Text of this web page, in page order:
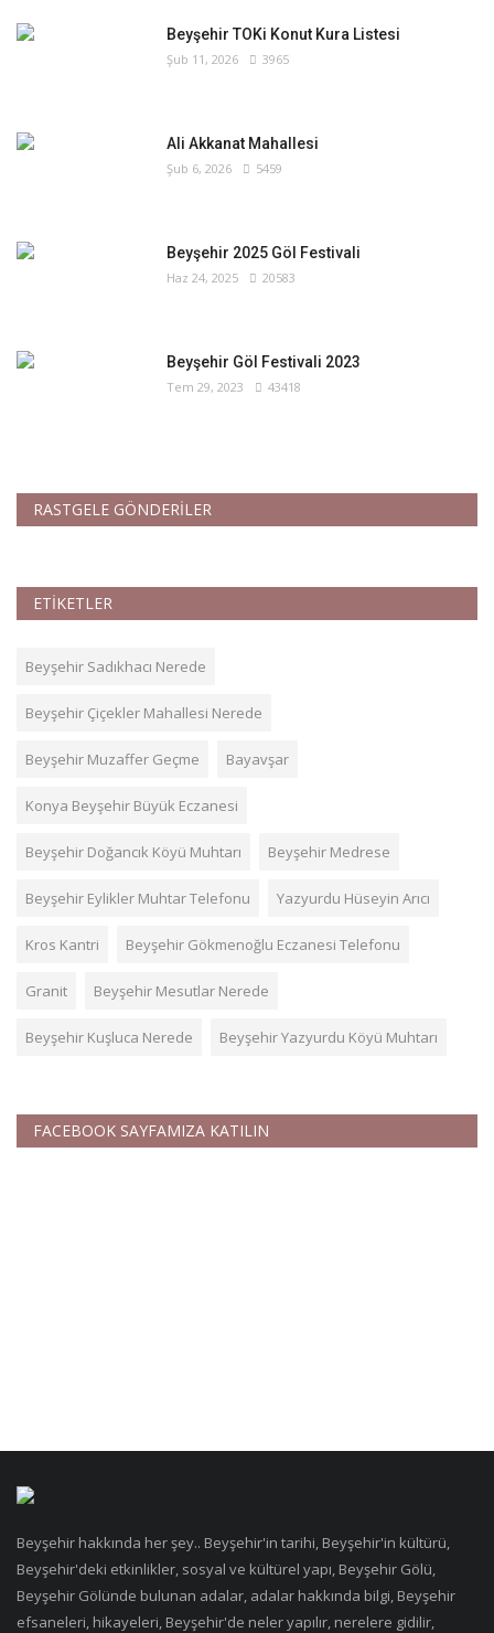
Beyşehir TOKi Konut Kura Listesi
Şub 11, 2026 3965
Ali Akkanat Mahallesi
Şub 6, 2026 5459
Beyşehir 2025 Göl Festivali
Haz 24, 2025 20583
Beyşehir Göl Festivali 2023
Tem 29, 2023 43418
RASTGELE GÖNDERİLER
ETİKETLER
Beyşehir Sadıkhacı Nerede
Beyşehir Çiçekler Mahallesi Nerede
Beyşehir Muzaffer Geçme Bayavşar
Konya Beyşehir Büyük Eczanesi
Beyşehir Doğancık Köyü Muhtarı Beyşehir Medrese
Beyşehir Eylikler Muhtar Telefonu Yazyurdu Hüseyin Arıcı
Kros Kantri Beyşehir Gökmenoğlu Eczanesi Telefonu
Granit Beyşehir Mesutlar Nerede
Beyşehir Kuşluca Nerede Beyşehir Yazyurdu Köyü Muhtarı
FACEBOOK SAYFAMIZA KATILIN
Beyşehir hakkında her şey.. Beyşehir'in tarihi, Beyşehir'in kültürü,
Beyşehir'deki etkinlikler, sosyal ve kültürel yapı, Beyşehir Gölü,
Beyşehir Gölünde bulunan adalar, adalar hakkında bilgi, Beyşehir
efsaneleri, hikayeleri, Beyşehir'de neler yapılır, nerelere gidilir,